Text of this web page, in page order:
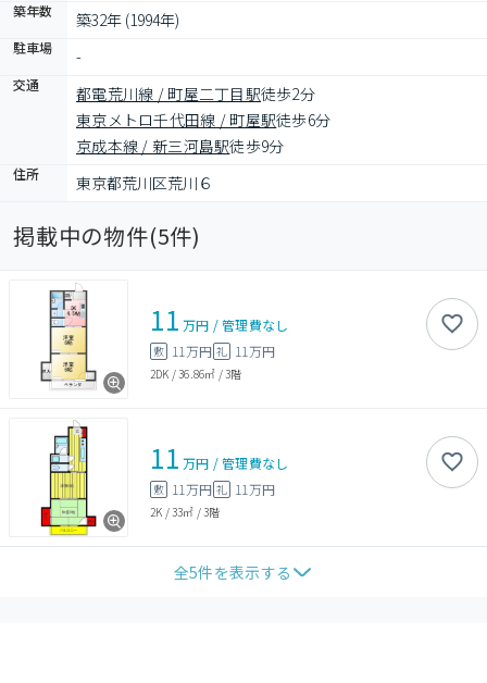
築年数 築32年 (1994年)
駐車場 -
交通 都電荒川線 / 町屋二丁目駅徒歩2分
東京メトロ千代田線 / 町屋駅徒歩6分
京成本線 / 新三河島駅徒歩9分
住所 東京都荒川区荒川６
掲載中の物件(5件)
11 万円 /管理費なし
敷 11万円 礼 11万円
2DK /36.86㎡ /3階
11 万円 /管理費なし
敷 11万円 礼 11万円
2K /33㎡ /3階
全5件を表示する